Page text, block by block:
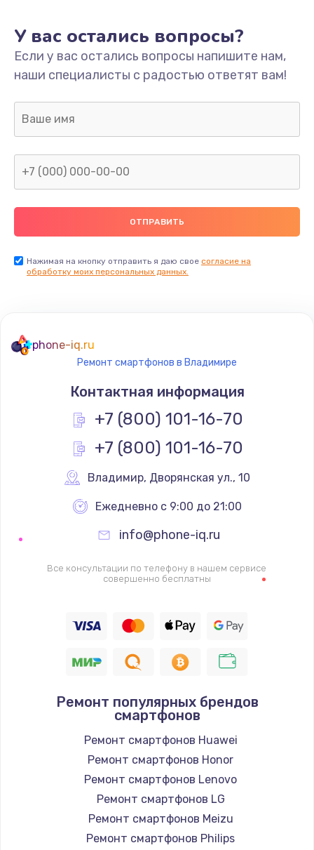
995 руб.
Заказать
Замена шлейфа матрицы
2600 руб.
Замена видеочипа
Ремонт разъема питания
745 руб.
Заказать
Замена видеокарты
1600 руб.
Заказать
Ремонт цепей питания
2500 руб.
750 руб.
Заказать
Установка драйверов
725 руб.
Заказать
Замена вебкамеры
1260 руб.
Заказать
Ремонт петель крышки
У вас остались вопросы?
Если у вас остались вопросы напишите нам,
наши специалисты с радостью ответят вам!
Нажимая на кнопку отправить я даю свое согласие на
обработку моих персональных данных.
phone-iq.ru
Ремонт смартфонов в Владимире
Контактная информация
+7 (800) 101-16-70
+7 (800) 101-16-70
Владимир, Дворянская ул., 10
Ежедневно с 9:00 до 21:00
info@phone-iq.ru
Все консультации по телефону в нашем сервисе
совершенно бесплатны
Ремонт популярных брендов
смартфонов
Ремонт смартфонов Huawei
Ремонт смартфонов Honor
Ремонт смартфонов Lenovo
Ремонт смартфонов LG
Ремонт смартфонов Meizu
Ремонт смартфонов Philips